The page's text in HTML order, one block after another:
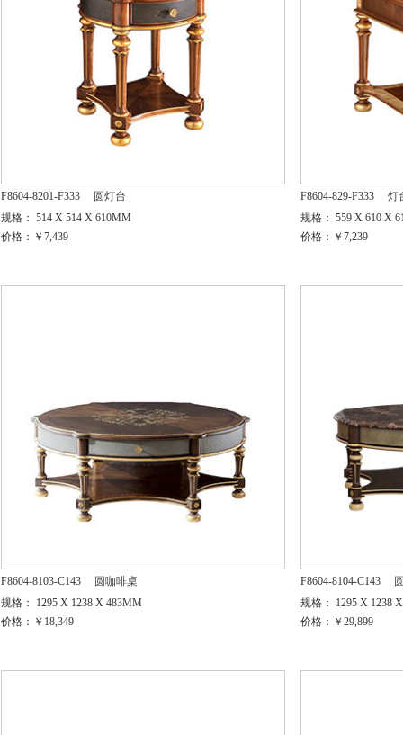
F8604-8201-F333
圆灯台
规格： 514 X 514 X 610MM
价格：￥7,439
F8604-829-F333
灯
规格： 559 X 610 X
价格：￥7,239
F8604-8103-C143
圆咖啡桌
规格： 1295 X 1238 X 483MM
价格：￥18,349
F8604-8104-C143
规格： 1295 X 1238
价格：￥29,899